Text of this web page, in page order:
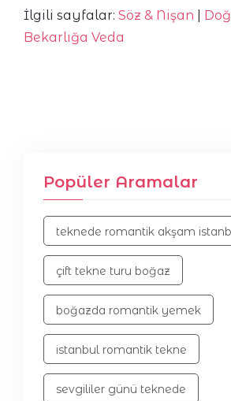
İlgili sayfalar: Söz & Nişan
Bekarlığa Veda
Popüler Aramalar
teknede romantik akşam
çift tekne turu boğaz
boğazda romantik yemek
istanbul romantik tekne
sevgililer günü teknede